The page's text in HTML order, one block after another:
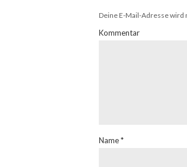
Deine E-Mail-Adresse
Kommentar
Name*